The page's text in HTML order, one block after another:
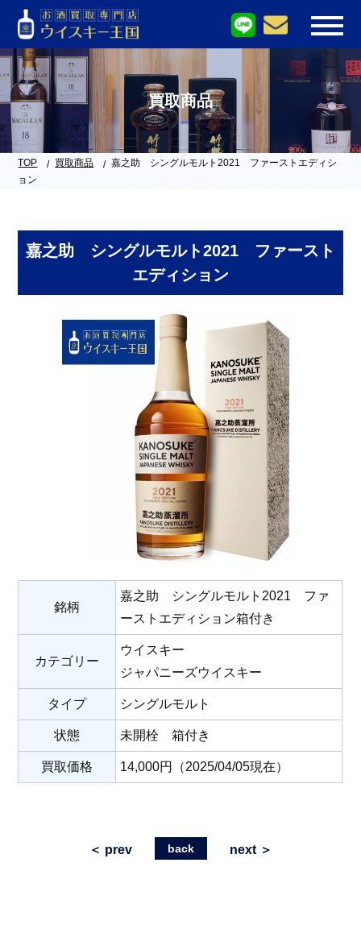
買取商品
TOP 買取商品
嘉之助 シングルモルト2021 ファーストエディシ
ョン
嘉之助 シングルモルト2021 ファースト
エディション
銘柄
嘉之助 シングルモルト2021 ファ
ーストエディション箱付き
カテゴリー
ウイスキー
ジャパニーズウイスキー
タイプ シングルモルト
状態 未開栓 箱付き
買取価格 14,000円（2025/04/05現在）
＜ prev back next ＞